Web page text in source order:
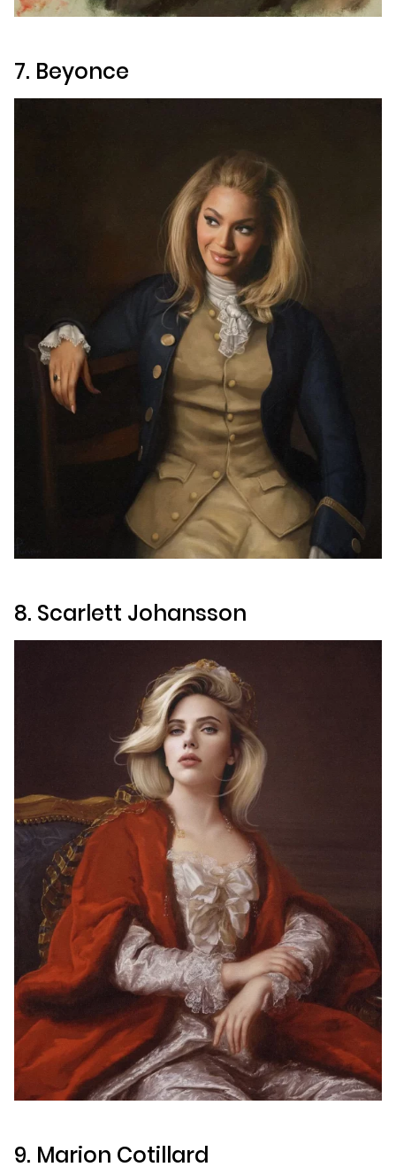
7. Beyonce
8. Scarlett Johansson
9. Marion Cotillard